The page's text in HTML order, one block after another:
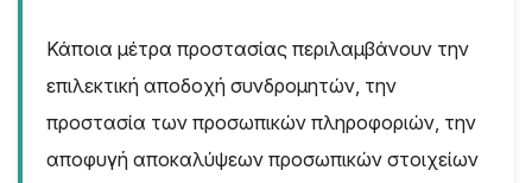
Κάποια μέτρα προστασίας περιλαμβάνουν την
επιλεκτική αποδοχή συνδρομητών, την
προστασία των προσωπικών πληροφοριών, την
αποφυγή αποκαλύψεων προσωπικών στοιχείων